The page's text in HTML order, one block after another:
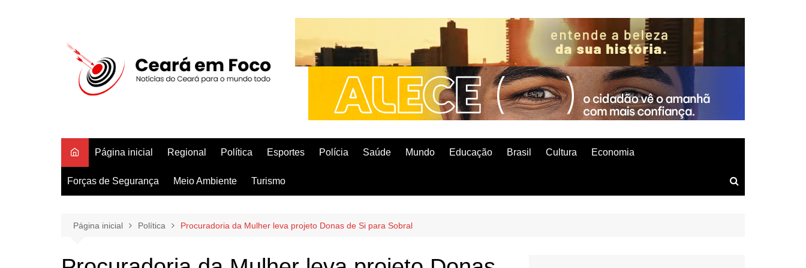
Página inicial Regional Política Esportes Polícia Saúde Mundo Educação Brasil Cultura Economia
Forças de Segurança Meio Ambiente Turismo
Página inicial Política Procuradoria da Mulher leva projeto Donas de Si para Sobral